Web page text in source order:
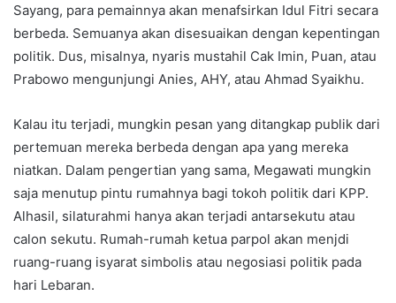
Sayang, para pemainnya akan menafsirkan Idul Fitri secara
berbeda. Semuanya akan disesuaikan dengan kepentingan
politik. Dus, misalnya, nyaris mustahil Cak Imin, Puan, atau
Prabowo mengunjungi Anies, AHY, atau Ahmad Syaikhu.
Kalau itu terjadi, mungkin pesan yang ditangkap publik dari
pertemuan mereka berbeda dengan apa yang mereka
niatkan. Dalam pengertian yang sama, Megawati mungkin
saja menutup pintu rumahnya bagi tokoh politik dari KPP.
Alhasil, silaturahmi hanya akan terjadi antarsekutu atau
calon sekutu. Rumah-rumah ketua parpol akan menjdi
ruang-ruang isyarat simbolis atau negosiasi politik pada
hari Lebaran.